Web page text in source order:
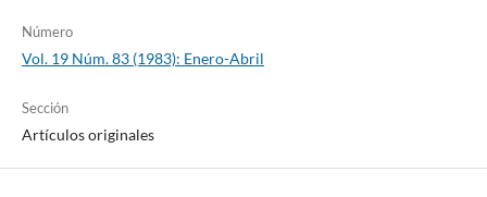
Número
Vol. 19 Núm. 83 (1983): Enero-Abril
Sección
Artículos originales